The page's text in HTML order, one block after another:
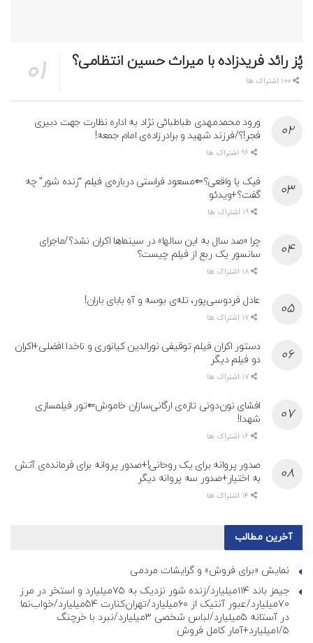
پُز رائد فریدزاده با میراث حسین انتظامی؟
ورود محمدمهدی طباطبائی نژاد به اداره نظارت جهت دبیری
فجر!؟/فرزند شهید و برادرزاده‌ی امام جمعه!
فیک یا واقعی؟⇐مسعود فراستی درباره‌ی فیلم “زنده شور” چه
گفت؟+ویدئو
چرا «صد سال به این سالها» در سینماها اکران نشد؟/ماجرای
سانسور یک ربع از فیلم چیست؟
عادل فردوسی‌پور، تله‌ی بوسه و آهِ بابای باران!
دستور اکران فیلم توقیفی نورالدین کیانوری و ناخدا افضلی+اکران
دو فیلم دیگر
افشای نون‌دونی تازه‌ی ارگانی‌سازان خاموش⇐تور فیلمسازی
شهدا!
صدور پروانه برای یک روحانی!+صدور پروانه برای فرمانده‌ی آتش
به اختیار+صدور سه پروانه دیگر
آخرین مطالب
نمایش «برای فروش» و گرایشات مردمی
جیمز باند ۱۱۴میلیارد/زنده شور نزدیک به ۷۵میلیارد و استخر در مرز
۷۰میلیارد/عبور آنتیک از ۶۰میلیارد/تهران‌کنارت ۵۴میلیارد/خواب‌نما
در آستانه ۵میلیارد/لباس شخصی ۳میلیارد/نبرد با خرچنگ
۱/۵میلیارد+آمار کامل فروش